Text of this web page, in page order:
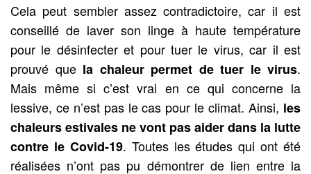
Cela peut sembler assez contradictoire, car il est
conseillé de laver son linge à haute température
pour le désinfecter et pour tuer le virus, car il est
prouvé que la chaleur permet de tuer le virus.
Mais même si c’est vrai en ce qui concerne la
lessive, ce n’est pas le cas pour le climat. Ainsi, les
chaleurs estivales ne vont pas aider dans la lutte
contre le Covid-19. Toutes les études qui ont été
réalisées n’ont pas pu démontrer de lien entre la